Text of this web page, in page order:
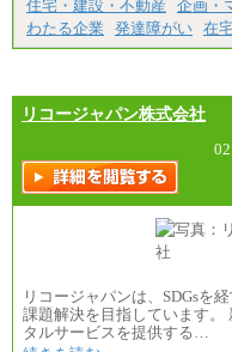
短大・高専
※拠点型職員
す。
中途：
全職種共通
月給制
226,600円～
す）
・ご経験や
ます。
・試用期間
住宅・建設・不動産 企画・
わたる企業
発達障がい 在
リコージャパン株式会社
リコージャパンは、SDGsを
課題解決を目指しています。
タルサービスを提供する…